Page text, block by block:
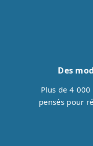
Des
Plus de 4
pensés pour